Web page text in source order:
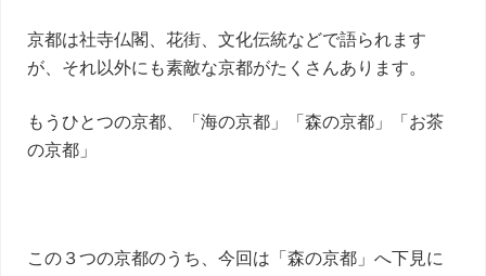
京都は社寺仏閣、花街、文化伝統などで語られます
が、それ以外にも素敵な京都がたくさんあります。
もうひとつの京都、「海の京都」「森の京都」「お茶
の京都」
この３つの京都のうち、今回は「森の京都」へ下見に